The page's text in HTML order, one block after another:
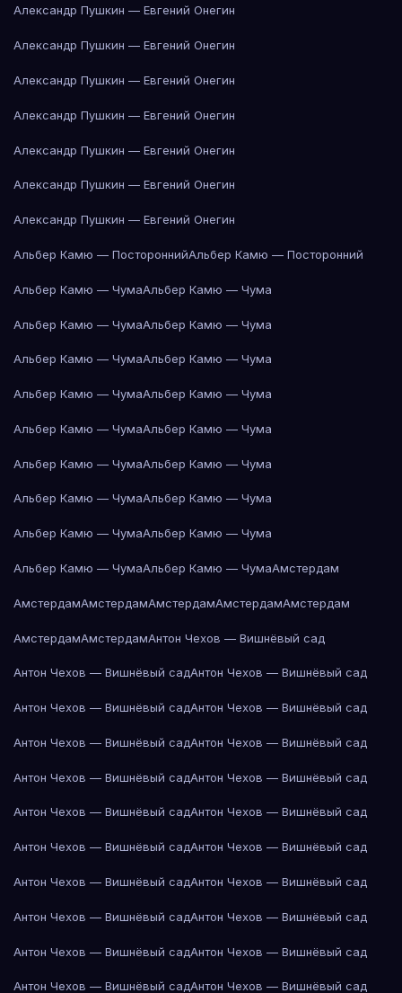
Александр Пушкин — Евгений Онегин
Александр Пушкин — Евгений Онегин
Александр Пушкин — Евгений Онегин
Александр Пушкин — Евгений Онегин
Александр Пушкин — Евгений Онегин
Александр Пушкин — Евгений Онегин
Александр Пушкин — Евгений Онегин
Альбер Камю — ПостороннийАльбер Камю — Посторонний
Альбер Камю — ЧумаАльбер Камю — Чума
Альбер Камю — ЧумаАльбер Камю — Чума
Альбер Камю — ЧумаАльбер Камю — Чума
Альбер Камю — ЧумаАльбер Камю — Чума
Альбер Камю — ЧумаАльбер Камю — Чума
Альбер Камю — ЧумаАльбер Камю — Чума
Альбер Камю — ЧумаАльбер Камю — Чума
Альбер Камю — ЧумаАльбер Камю — Чума
Альбер Камю — ЧумаАльбер Камю — ЧумаАмстердам
АмстердамАмстердамАмстердамАмстердамАмстердам
АмстердамАмстердамАнтон Чехов — Вишнёвый сад
Антон Чехов — Вишнёвый садАнтон Чехов — Вишнёвый сад
Антон Чехов — Вишнёвый садАнтон Чехов — Вишнёвый сад
Антон Чехов — Вишнёвый садАнтон Чехов — Вишнёвый сад
Антон Чехов — Вишнёвый садАнтон Чехов — Вишнёвый сад
Антон Чехов — Вишнёвый садАнтон Чехов — Вишнёвый сад
Антон Чехов — Вишнёвый садАнтон Чехов — Вишнёвый сад
Антон Чехов — Вишнёвый садАнтон Чехов — Вишнёвый сад
Антон Чехов — Вишнёвый садАнтон Чехов — Вишнёвый сад
Антон Чехов — Вишнёвый садАнтон Чехов — Вишнёвый сад
Антон Чехов — Вишнёвый садАнтон Чехов — Вишнёвый сад